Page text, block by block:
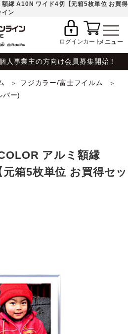
縁 A10N ワイド4切【元箱5枚単位 お買得
イン
ログインカート
人事業主の方向け会員募集開始！
フジカラー/富士フイルム
バー)
アルミ額縁
箱5枚単位 お買得セッ